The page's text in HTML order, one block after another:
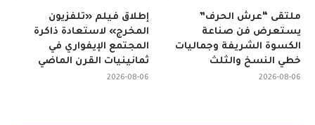
إطلاق فيلم «تلفزيون
المخرج» لاستعادة ذاكرة
المجتمع الإيفواري في
ثمانينيات القرن الماضي
2026-08-06
ملتقى “عرش الحرف”
يستعرض فن صناعة
الكسوة الشريفة وجماليات
خطي النسخ والثلث
2026-08-06